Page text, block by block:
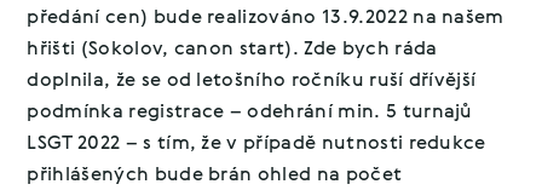
předání cen) bude realizováno 13.9.2022 na našem
hřišti (Sokolov, canon start). Zde bych ráda
doplnila, že se od letošního ročníku ruší dřívější
podmínka registrace – odehrání min. 5 turnajů
LSGT 2022 – s tím, že v případě nutnosti redukce
přihlášených bude brán ohled na počet